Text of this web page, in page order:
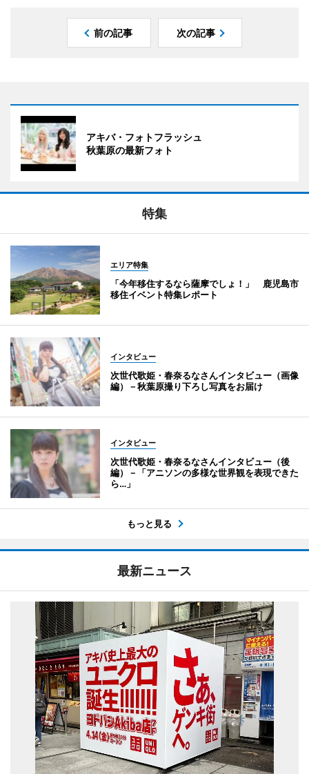
前の記事 次の記事
アキバ・フォトフラッシュ
秋葉原の最新フォト
特集
エリア特集
「今年移住するなら薩摩でしょ！」 鹿児島市
移住イベント特集レポート
インタビュー
次世代歌姫・春奈るなさんインタビュー（画像
編）－秋葉原撮り下ろし写真をお届け
インタビュー
次世代歌姫・春奈るなさんインタビュー（後
編）－「アニソンの多様な世界観を表現できた
ら…」
もっと見る
最新ニュース